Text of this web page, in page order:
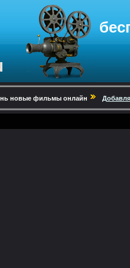
новые фильмы онлайн